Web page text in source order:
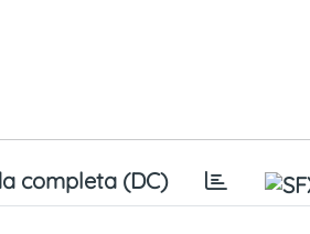
completa (DC)